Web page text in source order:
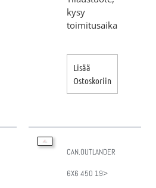
kysy
toimitusaika
Lisää
Ostoskoriin
CAN.OUTLANDER
6X6 450 19>